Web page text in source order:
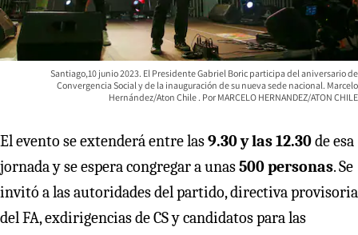
Santiago,10 junio 2023. El Presidente Gabriel Boric participa del aniversario de
Convergencia Social y de la inauguración de su nueva sede nacional. Marcelo
Hernández/Aton Chile
MARCELO HERNANDEZ/ATON CHILE
El evento se extenderá entre las9.30 y las 12.30de esa
jornada y se espera congregar a unas500 personas. Se
invitó a las autoridades del partido, directiva provisoria
del FA, exdirigencias de CS y candidatos para las